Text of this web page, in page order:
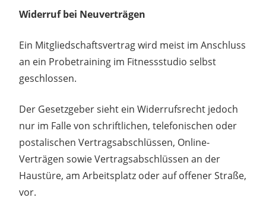
Widerruf bei Neuverträgen
Ein Mitgliedschaftsvertrag wird meist im Anschluss
an ein Probetraining im Fitnessstudio selbst
geschlossen.
Der Gesetzgeber sieht ein Widerrufsrecht jedoch
nur im Falle von schriftlichen, telefonischen oder
postalischen Vertragsabschlüssen, Online-
Verträgen sowie Vertragsabschlüssen an der
Haustüre, am Arbeitsplatz oder auf offener Straße,
vor.